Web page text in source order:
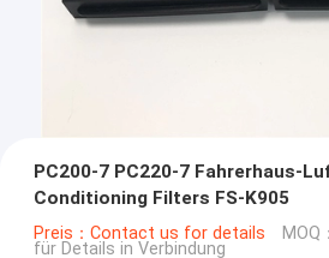
PC200-7 PC220-7 Fahrerhaus-
Conditioning Filters FS-K905
Preis：Contact us for details
für Details in Verbindung